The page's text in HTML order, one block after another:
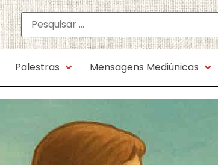
Palestras Mensagens Mediúnicas